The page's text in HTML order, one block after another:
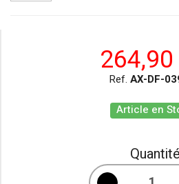
264,90
Ref. AX-DF-
Article en
Quantité